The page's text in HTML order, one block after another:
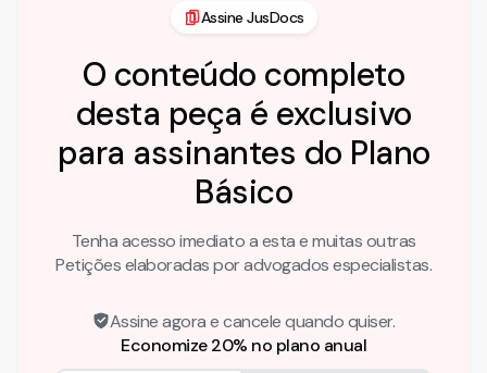
Assine JusDocs
O conteúdo completo
desta peça é exclusivo
para assinantes do Plano
Básico
Tenha acesso imediato a esta e muitas outras
Petições elaboradas por advogados especialistas.
Assine agora e cancele quando quiser.
Economize 20% no plano anual